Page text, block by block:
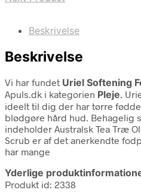
Beskrivelse
Beskrivelse
Vi har fundet Uriel Softening
Apuls.dk i kategorien Pleje.
ideelt til dig der har tørre
blødgøre hård hud. Behagelig
indeholder Australsk Tea Træ
Scrub er af det anerkendte
har mange
Yderlige
Produkt id: 2338